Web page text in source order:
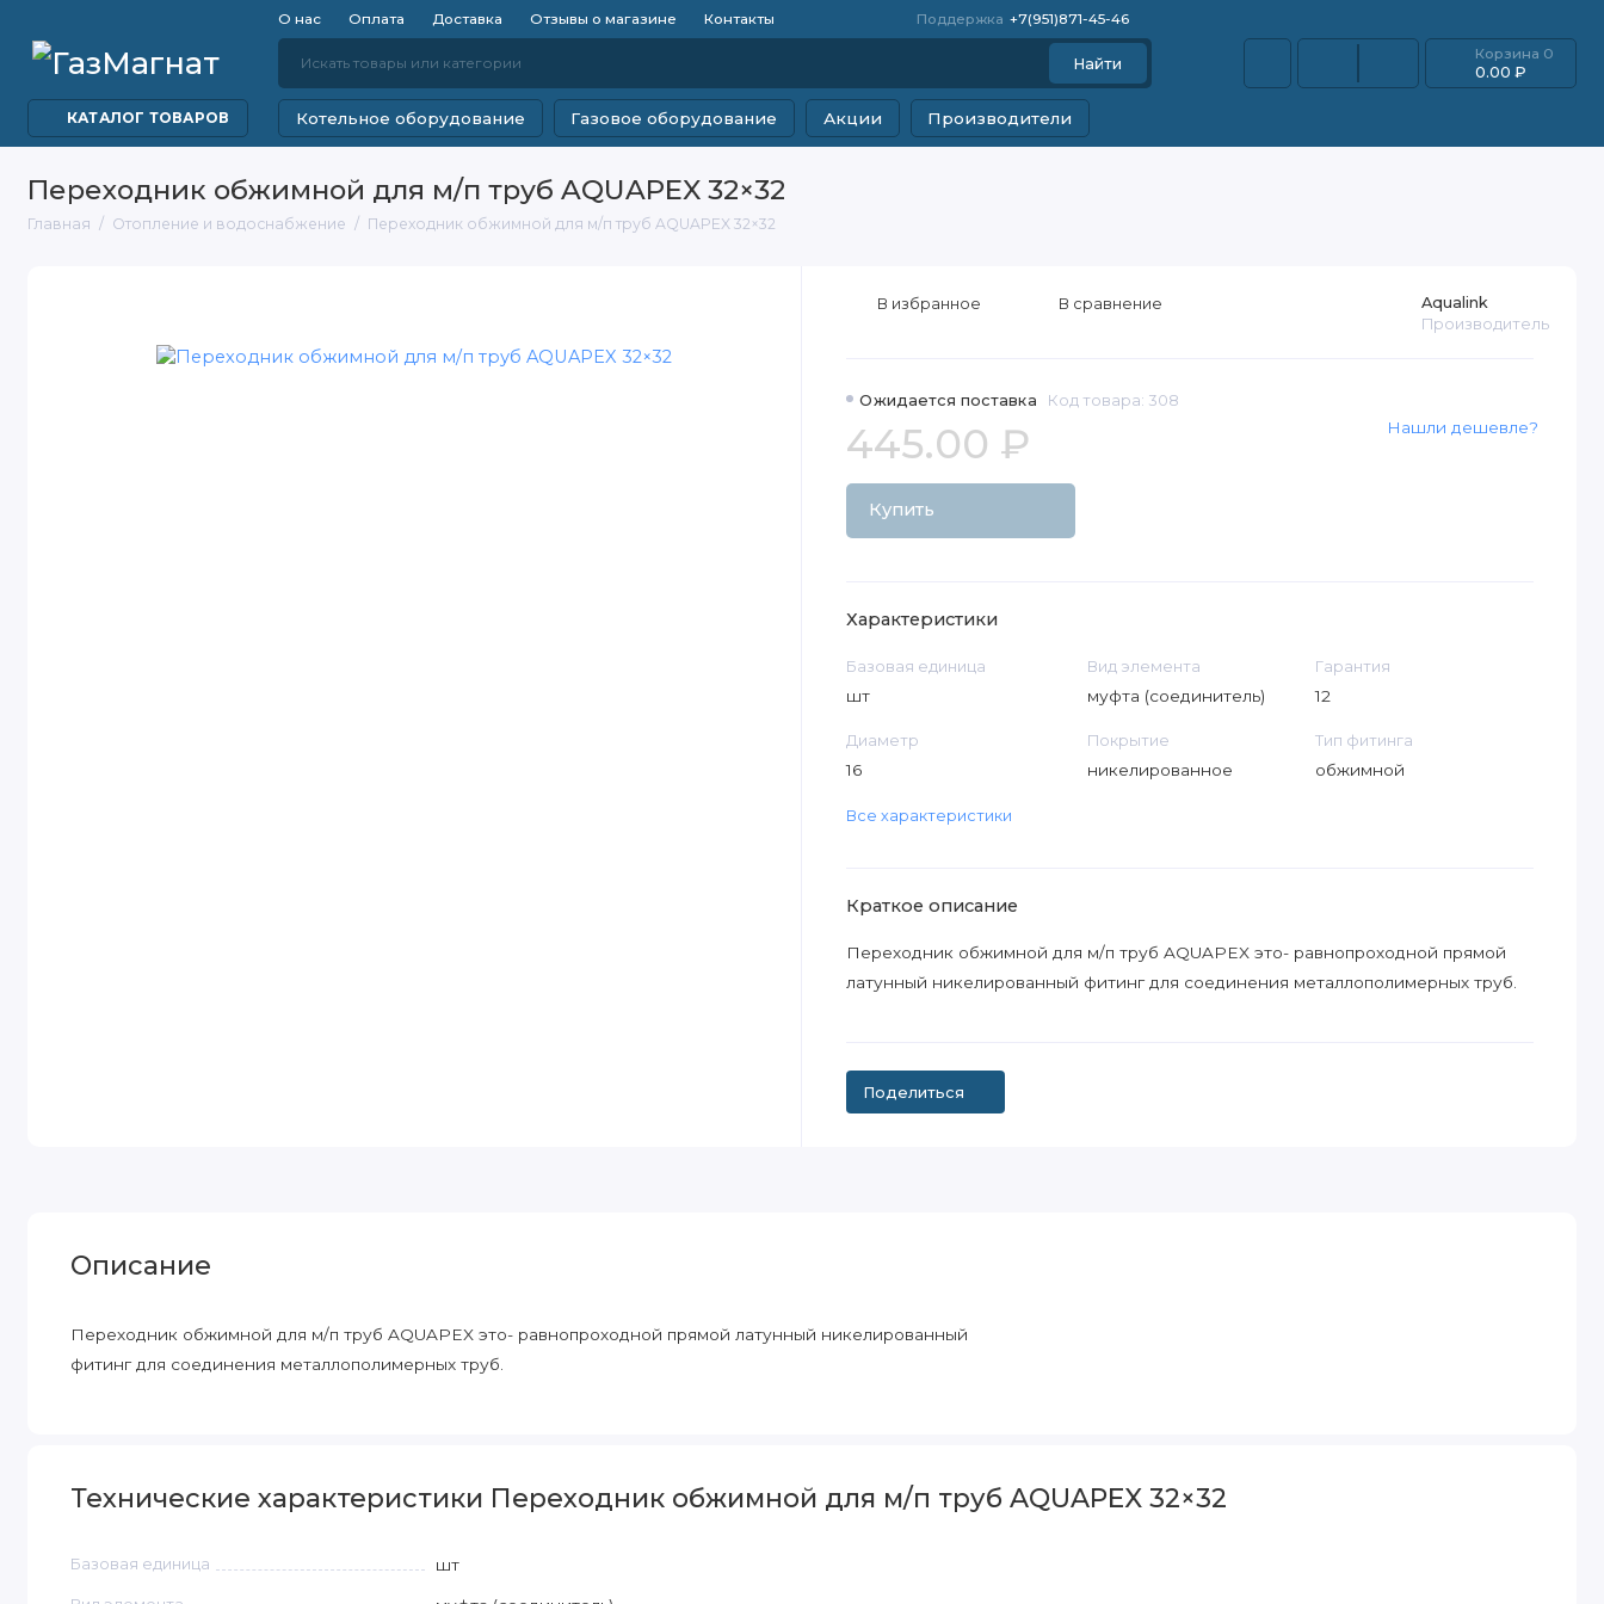
О нас Оплата Доставка Отзывы о магазине Контакты Поддержка +7(951)871-45-46
Найти
Корзина 0
0.00 ₽
КАТАЛОГ ТОВАРОВ Котельное оборудование Газовое оборудование Акции Производители
Переходник обжимной для м/п труб AQUAPEX 32×32
Главная Отопление и водоснабжение Переходник обжимной для м/п труб AQUAPEX 32×32
Ожидается поставка Код товара: 308
Aqualink
Производитель
445.00 ₽
Купить
Нашли дешевле?
В избранное В сравнение
Характеристики
Базовая единица
шт
Вид элемента
муфта (соединитель)
Гарантия
12
Диаметр
16
Покрытие
никелированное
Тип фитинга
обжимной
Все характеристики
Краткое описание
Переходник обжимной для м/п труб AQUAPEX это- равнопроходной прямой
латунный никелированный фитинг для соединения металлополимерных труб.
Поделиться
Описание
Переходник обжимной для м/п труб AQUAPEX это- равнопроходной прямой латунный никелированный
фитинг для соединения металлополимерных труб.
Технические характеристики Переходник обжимной для м/п труб AQUAPEX 32×32
Базовая единица шт